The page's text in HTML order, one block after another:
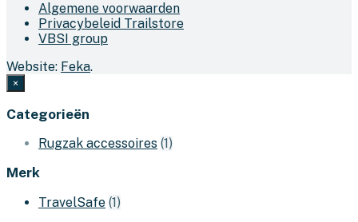
Algemene voorwaarden
Privacybeleid Trailstore
VBSI group
Website: Feka.
×
Categorieën
Rugzak accessoires (1)
Merk
TravelSafe (1)